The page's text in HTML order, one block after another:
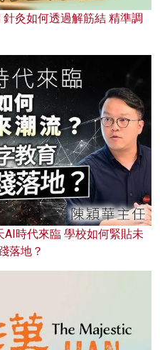
灸如何透過解筋結 精準調
時代來臨 學校如何緊貼未
落地？